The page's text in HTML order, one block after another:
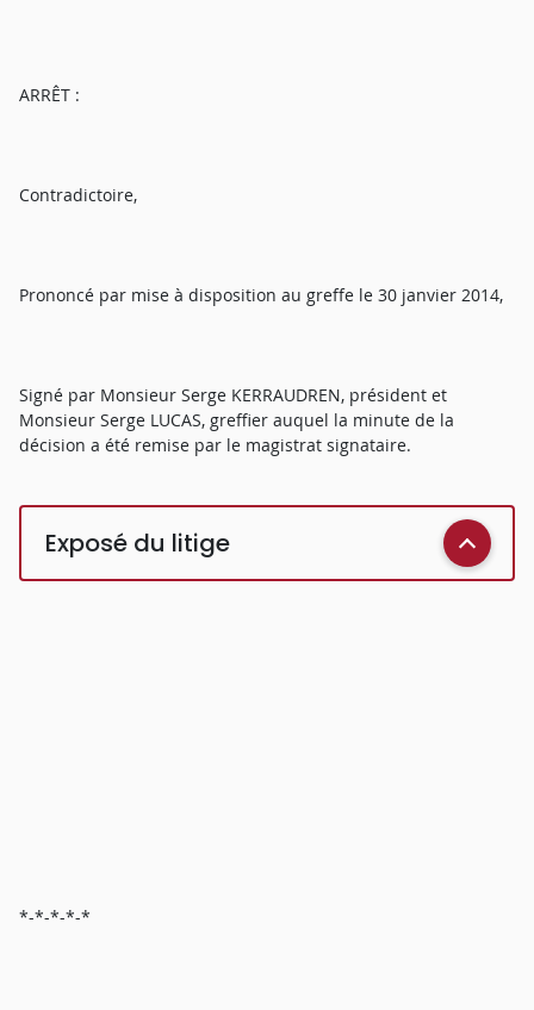
ARRÊT :
Contradictoire,
Prononcé par mise à disposition au greffe le 30 janvier 2014,
Signé par Monsieur Serge KERRAUDREN, président et
Monsieur Serge LUCAS, greffier auquel la minute de la
décision a été remise par le magistrat signataire.
Exposé du litige
*-*-*-*-*